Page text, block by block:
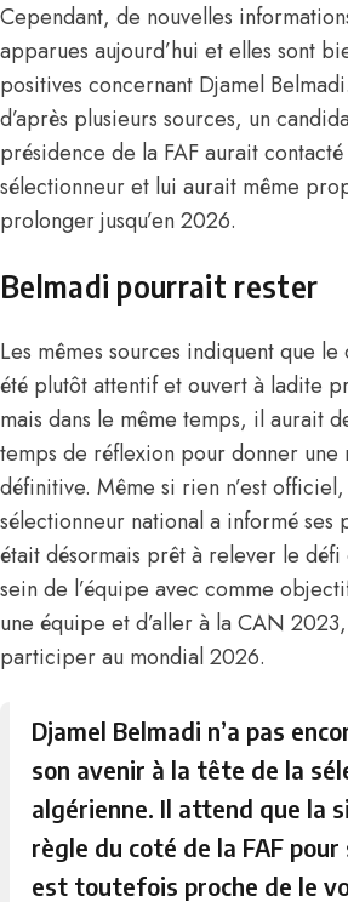
Cependant, de nouvelles
apparues aujourd’hui et elles sont
positives concernant Djamel
d’après plusieurs sources, un
présidence de la FAF aurait
sélectionneur et lui aurait même
prolonger jusqu’en 2026.
Belmadi pourrait rester
Les mêmes sources indiquent que le
été plutôt attentif et ouvert à ladite
mais dans le même temps, il aurait
temps de réflexion pour donner une
définitive. Même si rien n’est
sélectionneur national a informé ses
était désormais prêt à relever le défi
sein de l’équipe avec comme
une équipe et d’aller à la CAN
participer au mondial 2026.
Djamel Belmadi n’a pas
son avenir à la tête de la
algérienne. Il attend que la
règle du coté de la FAF pour
est toutefois proche de le